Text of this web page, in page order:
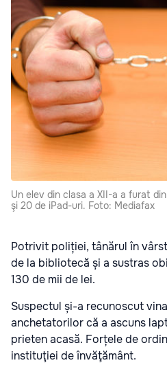
Un elev din clasa a XII-a a furat
şi 20 de iPad-uri. Foto: Mediafax
Potrivit poliției, tânărul în
de la bibliotecă și a sustras
130 de mii de lei.
Suspectul și-a recunoscut
anchetatorilor că a ascuns
prieten acasă. Forțele de
instituţiei de învăţământ.